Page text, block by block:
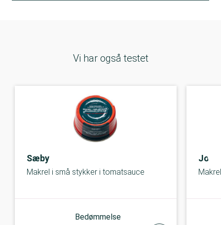
Vi har også testet
Sæby
Makrel i små stykker i tomatsauce
Bedømmelse